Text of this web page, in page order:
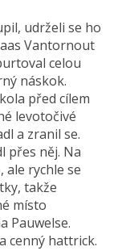
udrželi se ho
Vantornout
celou
náskok.
před cílem
levotočivé
a zranil se.
přes něj. Na
ale rychle se
takže
místo
Pauwelse.
cenný hattrick.